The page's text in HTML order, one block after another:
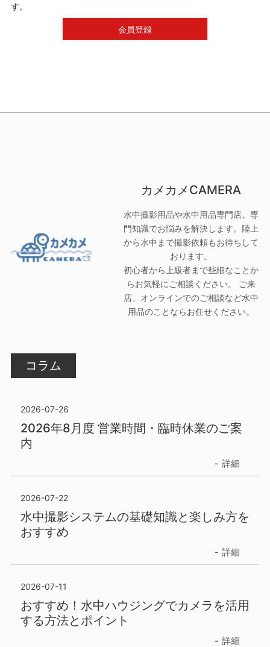
す。
会員登録
カメカメCAMERA
水中撮影用品や水中用品専門店。専
門知識でお悩みを解決します。陸上
から水中まで撮影依頼もお待ちして
おります。
初心者から上級者まで些細なことか
らお気軽にご相談ください。 ご来
店、オンラインでのご相談など水中
用品のことならお任せください。
コラム
2026-07-26
2026年8月度 営業時間・臨時休業のご案
内
詳細
2026-07-22
水中撮影システムの基礎知識と楽しみ方を
おすすめ
詳細
2026-07-11
おすすめ！水中ハウジングでカメラを活用
する方法とポイント
詳細